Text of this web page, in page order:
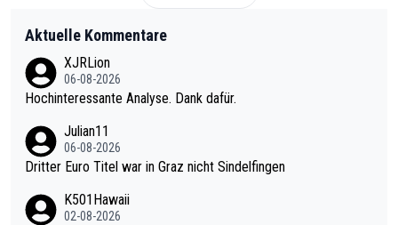
Aktuelle Kommentare
XJRLion
06-08-2026
Hochinteressante Analyse. Dank dafür.
Julian11
06-08-2026
Dritter Euro Titel war in Graz nicht Sindelfingen
K501Hawaii
02-08-2026